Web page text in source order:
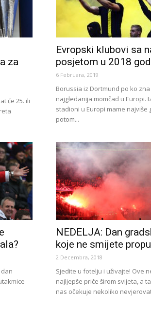
za
će 25. ili
Evropski klubovi sa
posjetom u 2018
6 Februara, 2019
Borussia iz Dortmund po ko
najgledanija momčad u Europi.
stadioni u Europi mame najviše
potom...
NEDELJA: Dan
koje ne smijete
2 Decembra, 2018
Sjedite u fotelju i uživajte! Ove
najljepše priče širom svijeta, a
nas očekuje nekoliko